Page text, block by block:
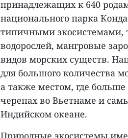
принадлежащих к 640
национального парка
типичными экосистемами,
водорослей, мангровые
видов морских существ.
для большого количества
а также местом, где
черепах во Вьетнаме и
Индийском океане.
Природные экосистемы